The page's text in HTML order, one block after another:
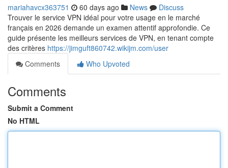
mariahavcx363751 60 days ago News
Discuss
Trouver le service VPN idéal pour votre usage en le marché
français en 2026 demande un examen attentif approfondie. Ce
guide présente les meilleurs services de VPN, en tenant compte
des critères https://jimguft860742.wikijm.com/user
Comments
Who Upvoted
Comments
Submit a Comment
No HTML